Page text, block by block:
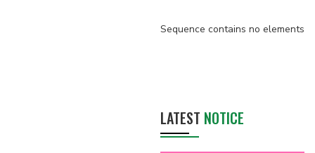
Sequence contains no elements
LATEST NOTICE